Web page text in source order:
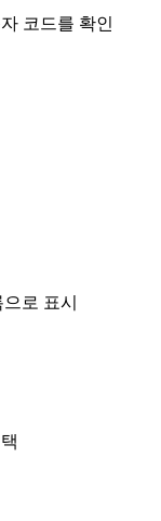
코드를 확인
로 표시